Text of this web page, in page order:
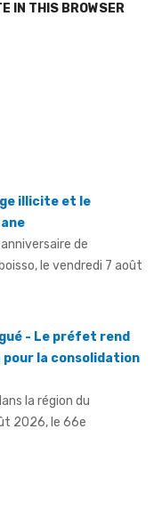
IN THIS BROWSER
de
le vendredi 7 août
la région du
2026, le 66e
à Tougbo - Le
du 66e